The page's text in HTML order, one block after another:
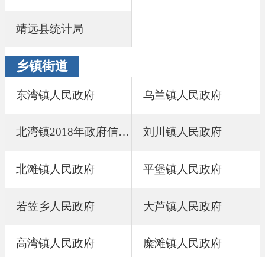
靖远县统计局
乡镇街道
东湾镇人民政府 乌兰镇人民政府
北湾镇2018年政府信息公开工作年度报告 刘川镇人民政府
北滩镇人民政府 平堡镇人民政府
若笠乡人民政府 大芦镇人民政府
高湾镇人民政府 糜滩镇人民政府